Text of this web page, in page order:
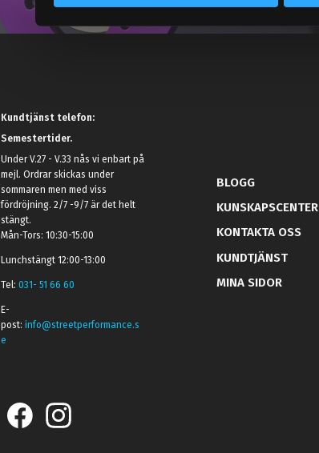
s
Kundtjänst telefon:
Semestertider.
Under V.27 - V.33 nås vi enbart på
mejl. Ordrar skickas under
sommaren men med viss
fördröjning. 2/7 -9/7 är det helt
stängt.
Mån-Tors: 10:30-15:00
Lunchstängt 12:00-13:00
Tel:031- 51 66 60
E-
post:info@streetperformance.s
e
BLOGG
KUNSKAPSCENTER
KONTAKTA OSS
KUNDTJÄNST
MINA SIDOR